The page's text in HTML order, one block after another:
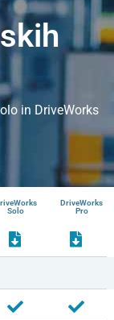
in DriveWorks
Solo
DriveWorks
Pro